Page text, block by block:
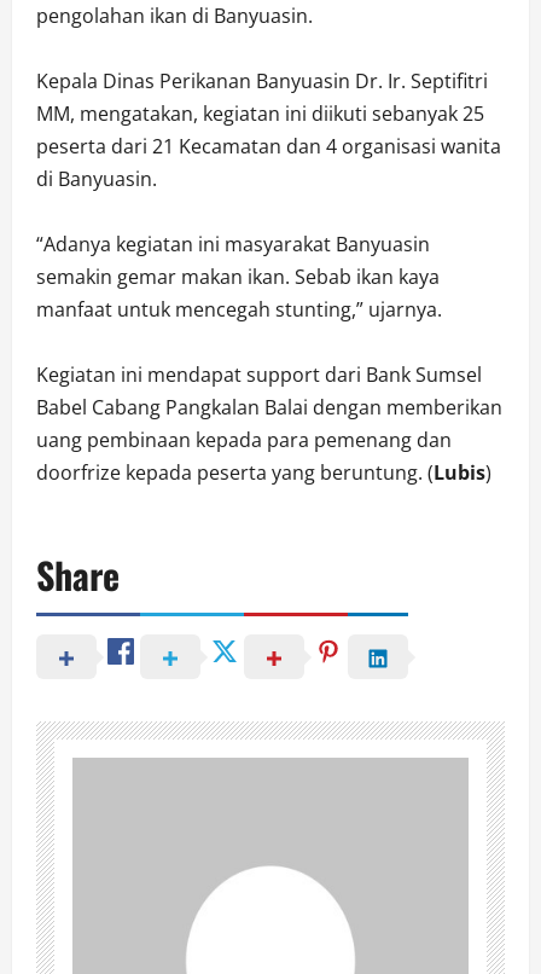
pengolahan ikan di Banyuasin.
Kepala Dinas Perikanan Banyuasin Dr. Ir. Septifitri
MM, mengatakan, kegiatan ini diikuti sebanyak 25
peserta dari 21 Kecamatan dan 4 organisasi wanita
di Banyuasin.
“Adanya kegiatan ini masyarakat Banyuasin
semakin gemar makan ikan. Sebab ikan kaya
manfaat untuk mencegah stunting,” ujarnya.
Kegiatan ini mendapat support dari Bank Sumsel
Babel Cabang Pangkalan Balai dengan memberikan
uang pembinaan kepada para pemenang dan
doorfrize kepada peserta yang beruntung. (Lubis)
Share